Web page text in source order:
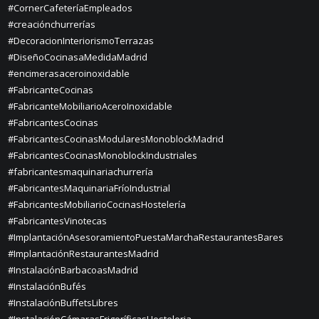
#CornerCafeteríaEmpleados
#creaciónchurrerías
#DecoracionInteriorismoTerrazas
#DiseñoCocinasaMedidaMadrid
#encimerasaceroinoxidable
#FabricanteCocinas
#FabricanteMobiliarioAceroInoxidable
#FabricantesCocinas
#FabricantesCocinasModularesMonoblockMadrid
#FabricantesCocinasMonoblockIndustriales
#fabricantesmaquinariachurrería
#FabricantesMaquinariaFríoIndustrial
#FabricantesMobiliarioCocinasHostelería
#FabricantesVinotecas
#ImplantaciónAsesoramientoPuestaMarchaRestaurantesBares
#ImplantaciónRestaurantesMadrid
#InstalaciónBarbacoasMadrid
#InstalaciónBufés
#InstalaciónBuffetsLibres